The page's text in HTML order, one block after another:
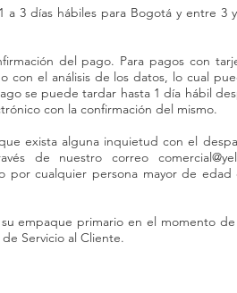
3 días hábiles para Bogotá y entre 3
del pago. Para pagos con
el análisis de los datos, lo cual
se puede tardar hasta 1 día hábil
con la confirmación del mismo.
exista alguna inquietud con el
de nuestro correo
cualquier persona mayor de
empaque primario en el momento
Servicio al Cliente.